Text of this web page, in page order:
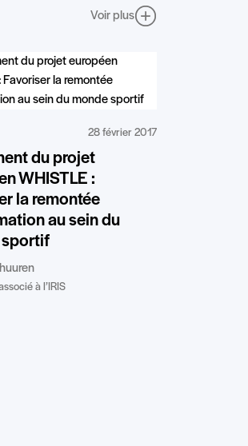
Voir plus
28 février 2017
du projet
WHISTLE :
la remontée
au sein du
sportif
à l’IRIS